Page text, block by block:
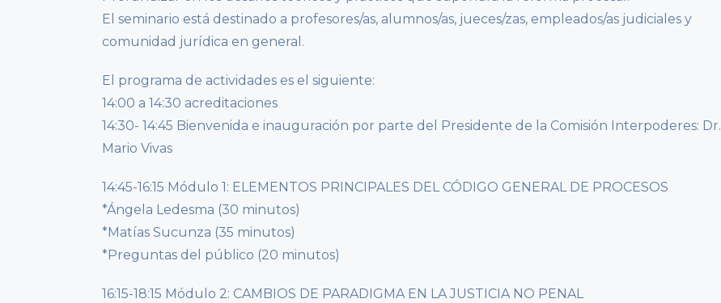
El seminario está destinado a profesores/as, alumnos/as, jueces/zas, empleados/as judiciales y
comunidad jurídica en general.
El programa de actividades es el siguiente:
14:00 a 14:30 acreditaciones
14:30- 14:45 Bienvenida e inauguración por parte del Presidente de la Comisión Interpoderes: Dr.
Mario Vivas
14:45-16:15 Módulo 1: ELEMENTOS PRINCIPALES DEL CÓDIGO GENERAL DE PROCESOS
*Ángela Ledesma (30 minutos)
*Matías Sucunza (35 minutos)
*Preguntas del público (20 minutos)
16:15-18:15 Módulo 2: CAMBIOS DE PARADIGMA EN LA JUSTICIA NO PENAL